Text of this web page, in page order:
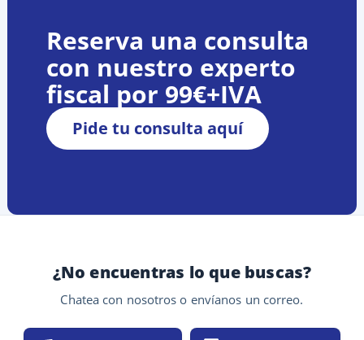
Reserva una consulta
con nuestro experto
fiscal por 99€+IVA
Pide tu consulta aquí
¿No encuentras lo que buscas?
Chatea con nosotros o envíanos un correo.